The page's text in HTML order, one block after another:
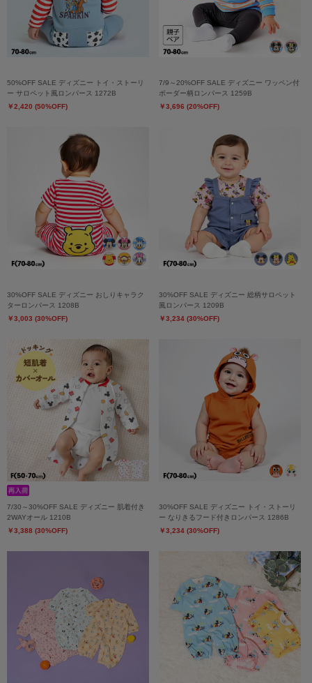
50%OFF SALE ディズニー トイ・ストーリ
ー サロペット風ロンパース 1272B
￥2,420 (50%OFF)
7/9～20%OFF SALE ディズニー ワッペン付
ボーダー柄ロンパース 1259B
￥3,696 (20%OFF)
30%OFF SALE ディズニー おしりキャラク
ターロンパース 1208B
￥3,003 (30%OFF)
30%OFF SALE ディズニー 総柄サロペット
風ロンパース 1209B
￥3,234 (30%OFF)
7/30～30%OFF SALE ディズニー 肌着付き
2WAYオール 1210B
￥3,388 (30%OFF)
30%OFF SALE ディズニー トイ・ストーリ
ー なりきるフード付きロンパース 1286B
￥3,234 (30%OFF)